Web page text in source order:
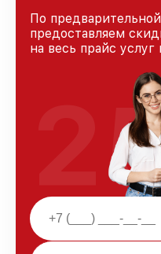
По
предоставляем
на весь прайс